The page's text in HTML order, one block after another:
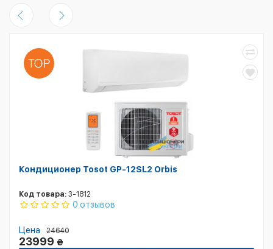
Кондиционер Tosot GP-12SL2 Orbis
Код товара: 3-1812
0 отзывов
Цена 24640
23999 ₴